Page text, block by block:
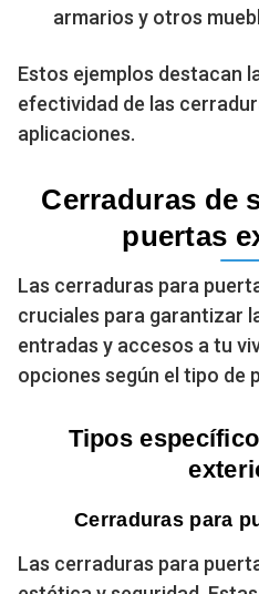
armarios y otros
Estos ejemplos destacan
efectividad de las
aplicaciones.
Cerraduras de
puertas
Las cerraduras para
cruciales para garantizar
entradas y accesos a tu
opciones según el tipo de
Tipos
Cerraduras para
Las cerraduras para